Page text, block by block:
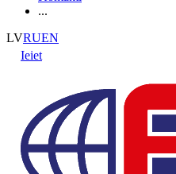
...
LVRUEN
Ieiet